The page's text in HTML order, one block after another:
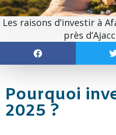
Les raisons d’investir à
près
Pourquoi
2025 ?